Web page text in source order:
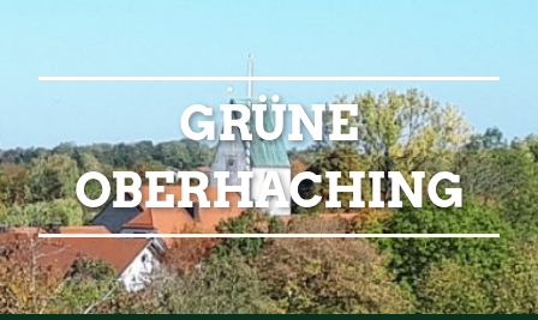
GRÜNE
OBERHACHING